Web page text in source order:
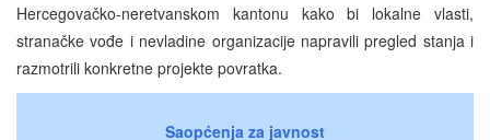
Hercegovačko-neretvanskom kantonu kako bi lokalne vlasti,
stranačke vođe i nevladine organizacije napravili pregled stanja i
razmotrili konkretne projekte povratka.
Saopćenja za javnost